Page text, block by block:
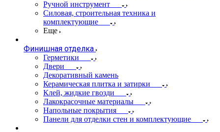
Ручной инструмент
Силовая, строительная техника и
комплектующие
Еще
Финишная отделка
Герметики
Двери
Декоративный камень
Керамическая плитка и затирки
Клей, жидкие гвозди
Лакокрасочные материалы
Напольные покрытия
Панели для отделки стен и комплектующие